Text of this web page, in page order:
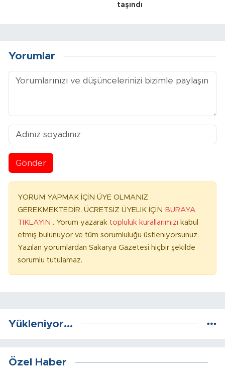
taşındı
Yorumlar
Gönder
YORUM YAPMAK İÇİN ÜYE OLMANIZ
GEREKMEKTEDİR. ÜCRETSİZ ÜYELİK İÇİN BURAYA
TIKLAYIN . Yorum yazarak topluluk kurallarımızı kabul
etmiş bulunuyor ve tüm sorumluluğu üstleniyorsunuz.
Yazılan yorumlardan Sakarya Gazetesi hiçbir şekilde
sorumlu tutulamaz.
Yükleniyor...
Özel Haber